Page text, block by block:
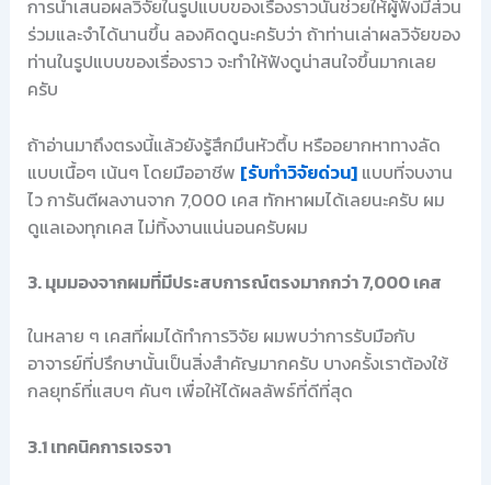
การนำเสนอผลวิจัยในรูปแบบของเรื่องราวนั้นช่วยให้ผู้ฟังมีส่วน
ร่วมและจำได้นานขึ้น ลองคิดดูนะครับว่า ถ้าท่านเล่าผลวิจัยของ
ท่านในรูปแบบของเรื่องราว จะทำให้ฟังดูน่าสนใจขึ้นมากเลย
ครับ
ถ้าอ่านมาถึงตรงนี้แล้วยังรู้สึกมึนหัวตึ้บ หรืออยากหาทางลัด
แบบเนื้อๆ เน้นๆ โดยมืออาชีพ [รับทำวิจัยด่วน]แบบที่จบงาน
ไว การันตีผลงานจาก 7,000 เคส ทักหาผมได้เลยนะครับ ผม
ดูแลเองทุกเคส ไม่ทิ้งงานแน่นอนครับผม
3. มุมมองจากผมที่มีประสบการณ์ตรงมากกว่า 7,000 เคส
ในหลาย ๆ เคสที่ผมได้ทำการวิจัย ผมพบว่าการรับมือกับ
อาจารย์ที่ปรึกษานั้นเป็นสิ่งสำคัญมากครับ บางครั้งเราต้องใช้
กลยุทธ์ที่แสบๆ คันๆ เพื่อให้ได้ผลลัพธ์ที่ดีที่สุด
3.1 เทคนิคการเจรจา